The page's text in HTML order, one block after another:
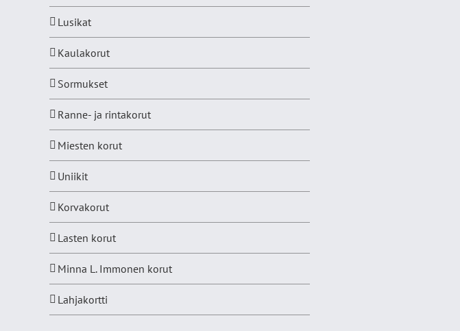
Lusikat
Kaulakorut
Sormukset
Ranne- ja rintakorut
Miesten korut
Uniikit
Korvakorut
Lasten korut
Minna L. Immonen korut
Lahjakortti